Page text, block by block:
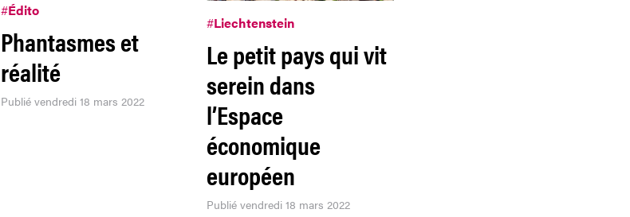
#Édito
Phantasmes et
réalité
Publié vendredi 18 mars 2022
#Liechtenstein
Le petit pays qui vit
serein dans
l’Espace
économique
européen
Publié vendredi 18 mars 2022